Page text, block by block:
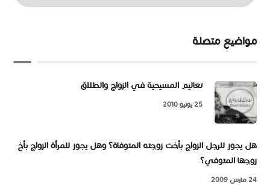
مواضيع متصلة
تعاليم المسيحية في الزواج والطلاق
25 يونيو 2010
هل يجوز للرجل الزواج بأخت زوجته المتوفاة؟ وهل يجوز للمرأة الزواج بأخ
زوجها المتوفي؟
24 مارس 2009